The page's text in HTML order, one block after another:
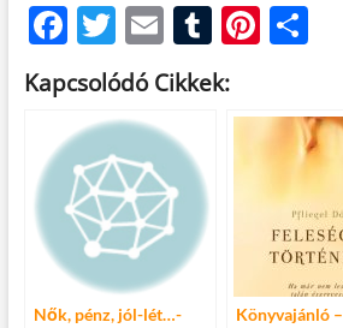
F
ac
e
b
o
o
k
T
w
itt
er
E
m
ail
T
u
m
Pi
es
O
m
e
g
Kapcsolódó Cikkek:
Nők, pénz, jól-lét…-
Könyvajánló –